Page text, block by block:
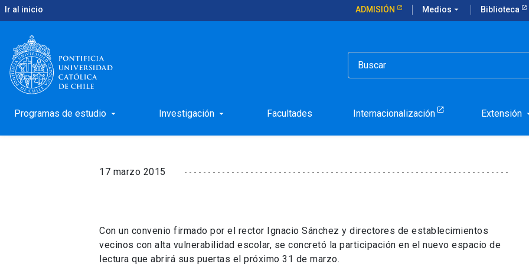
Ir al inicio ADMISIÓN Medios arrow_drop_down Biblioteca
Programas de estudio arrow_drop_down Investigación arrow_drop_down Facultades Internacionalización Extensión
Inicio
Dan el vamos a la Biblioteca Escolar Futuro del
San Joaquín
17 marzo 2015
Con un convenio firmado por el rector Ignacio Sánchez y directores de establecimientos
vecinos con alta vulnerabilidad escolar, se concretó la participación en el nuevo espacio de
lectura que abrirá sus puertas el próximo 31 de marzo.